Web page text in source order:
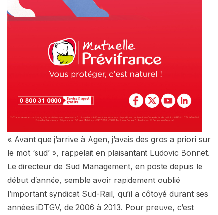
« Avant que j’arrive à Agen, j’avais des gros a priori sur
le mot ‘sud’ », rappelait en plaisantant Ludovic Bonnet.
Le directeur de Sud Management, en poste depuis le
début d’année, semble avoir rapidement oublié
l’important syndicat Sud-Rail, qu’il a côtoyé durant ses
années iDTGV, de 2006 à 2013. Pour preuve, c’est